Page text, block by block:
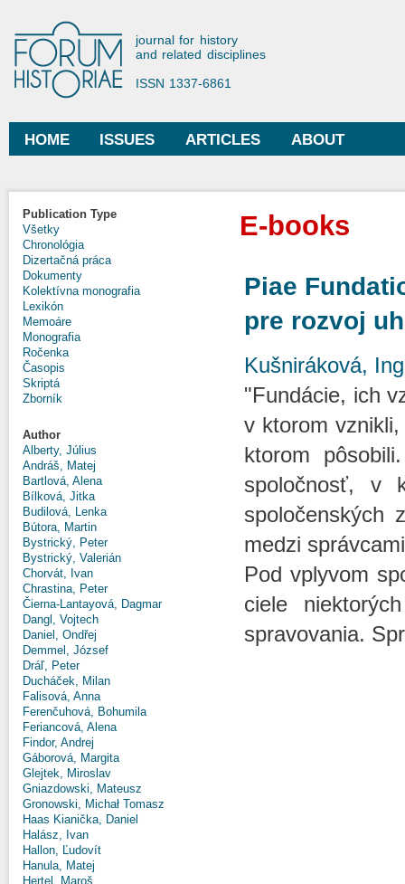
Forum Historiae
journal for history
and related disciplines
ISSN 1337-6861
Main menu
HOME ISSUES ARTICLES ABOUT
Publication Type
Všetky
Chronológia
Dizertačná práca
Dokumenty
Kolektívna monografia
Lexikón
Memoáre
Monografia
Ročenka
Časopis
Skriptá
Zborník
Author
Alberty, Július
Andráš, Matej
Bartlová, Alena
Bílková, Jitka
Budilová, Lenka
Bútora, Martin
Bystrický, Peter
Bystrický, Valerián
Chorvát, Ivan
Chrastina, Peter
Čierna-Lantayová, Dagmar
Dangl, Vojtech
Daniel, Ondřej
Demmel, József
Dráľ, Peter
Ducháček, Milan
Falisová, Anna
Ferenčuhová, Bohumila
Feriancová, Alena
Findor, Andrej
Gáborová, Margita
Glejtek, Miroslav
Gniazdowski, Mateusz
Gronowski, Michał Tomasz
Haas Kianička, Daniel
Halász, Ivan
Hallon, Ľudovít
Hanula, Matej
Hertel, Maroš
E-books
Piae
pre rozvoj
Kušniráková,
"Fundácie, ich
v ktorom
ktorom
spoločnosť, v
spoločenských
medzi
Pod vplyvom
ciele
spravovania.